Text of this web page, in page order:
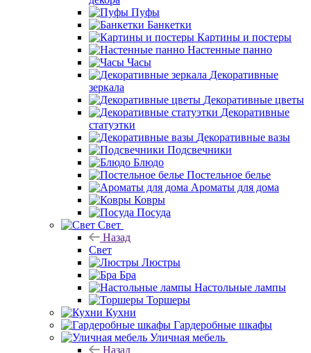
Пуфы
Банкетки
Картины и постеры
Настенные панно
Часы
Декоративные
зеркала
Декоративные цветы
Декоративные
статуэтки
Декоративные вазы
Подсвечники
Блюдо
Постельное белье
Ароматы для дома
Ковры
Посуда
Свет
Назад
Свет
Люстры
Бра
Настольные лампы
Торшеры
Кухни
Гардеробные шкафы
Уличная мебель
Назад